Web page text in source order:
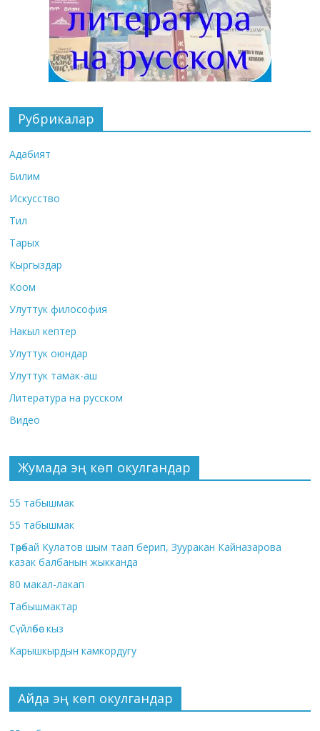
Рубрикалар
Адабият
Билим
Искусство
Тил
Тарых
Кыргыздар
Коом
Улуттук философия
Накыл кептер
Улуттук оюндар
Улуттук тамак-аш
Литература на русском
Видео
Жумада эң көп окулгандар
55 табышмак
55 табышмак
Төрөбай Кулатов шым таап берип, Зууракан Кайназарова
казак балбанын жыкканда
80 макал-лакап
Табышмактар
Сүйлөбөс кыз
Карышкырдын камкордугу
Айда эң көп окулгандар